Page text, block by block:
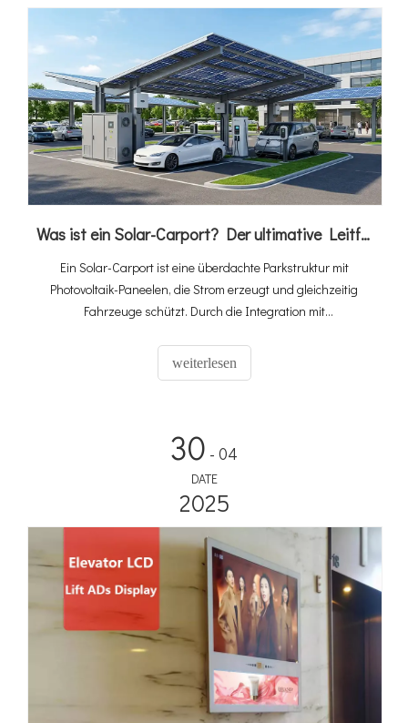
Was ist ein Solar-Carport? Der ultimative Leitfaden zur PV-, Speicher- und EV-Ladeintegration
Ein Solar-Carport ist eine überdachte Parkstruktur mit
Photovoltaik-Paneelen, die Strom erzeugt und gleichzeitig
Fahrzeuge schützt. Durch die Integration mit
entsteht ein vollständiges „Solarspeicher-Ladeökosystem“,
das ungenutzten Parkplatz in einen umsatzgenerierenden
und der Solar-Carport-Markt bis 2034 voraussichtlich um 10,6
% CAGR auf 2,67 Milliarden US-Dollar wachsen wird, werden
integrierte Lösungen schnell zum Standard für kommerzielle
und öffentliche Ladeinfrastruktur.
weiterlesen
30 - 04
DATE
2025